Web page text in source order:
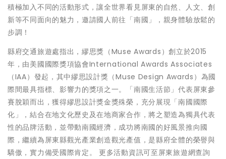
積極加入不同的活動形式，讓全世界看見屏東的自然、人文、創
新等不同面向的魅力，邀請國人前往「南國」，親身體驗放鬆的
步調！
縣府交通旅遊處指出，繆思獎（Muse Awards）創立於2015
年，由美國國際獎項協會International Awards Associates
（IAA）發起，其中繆思設計獎（Muse Design Awards）為國
際間最具指標、影響力的獎項之一。「南國生活節」代表屏東參
賽脫穎而出，獲得繆思設計獎金獎殊榮，充分展現「南國國際
化」，結合在地文化歷史及在地商家合作，將之塑造為獨具代表
性的品牌活動，並帶動南國經濟，成功將南國的好風景推向國
際，繼續為屏東縣觀光產業創造觀光產值，是縣府全體的榮譽與
驕傲，實力備受國際肯定。 更多活動資訊可至屏東旅遊網查詢